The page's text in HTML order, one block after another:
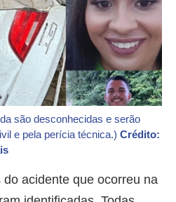
são desconhecidas e serão
e pela perícia técnica.) Crédito:
acidente que ocorreu na